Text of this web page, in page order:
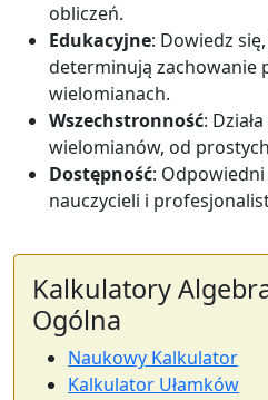
obliczeń.
Edukacyjne: Dowiedz
determinują zachowanie
wielomianach.
Wszechstronność:
wielomianów, od
Dostępność:
nauczycieli i
Kalkulatory
Ogólna
Naukowy Kalkulator
Kalkulator Ułamków